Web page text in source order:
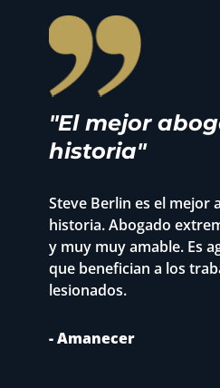
"El mejor
historia"
Steve Berlin es el mejor
historia. Abogado
y muy muy amable. Es
que benefician a los
lesionados.
- Amanecer